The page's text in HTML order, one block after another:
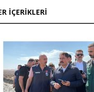
İÇERIKLERI